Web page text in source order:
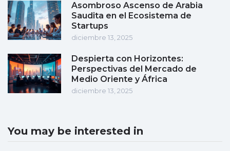
Asombroso Ascenso de Arabia
Saudita en el Ecosistema de
Startups
diciembre 13, 2025
Despierta con Horizontes:
Perspectivas del Mercado de
Medio Oriente y África
diciembre 13, 2025
You may be interested in